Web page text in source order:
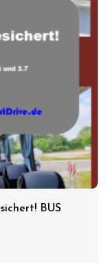
BUS